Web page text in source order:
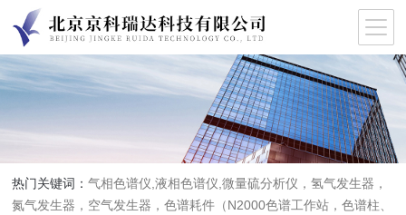
热门关键词：气相色谱仪,液相色谱仪,微量硫分析仪，氢气发生器，
氮气发生器，空气发生器，色谱耗件（N2000色谱工作站，色谱柱、